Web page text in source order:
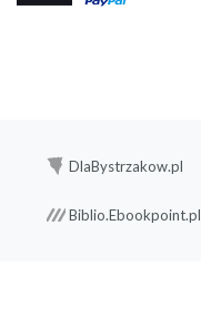
DlaBystrzakow.pl
Biblio.Ebookpoint.pl